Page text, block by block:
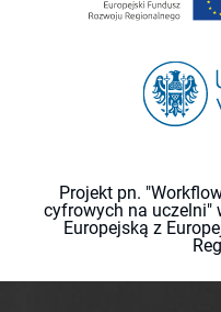
Projekt pn.
cyfrowych na uczelni"
Europejską z